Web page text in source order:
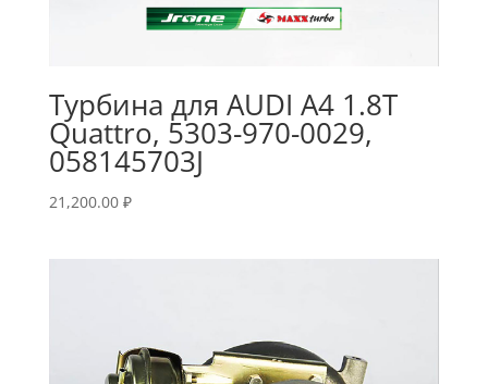
Турбина для AUDI A4 1.8T
Quattro, 5303-970-0029,
058145703J
21,200.00 ₽